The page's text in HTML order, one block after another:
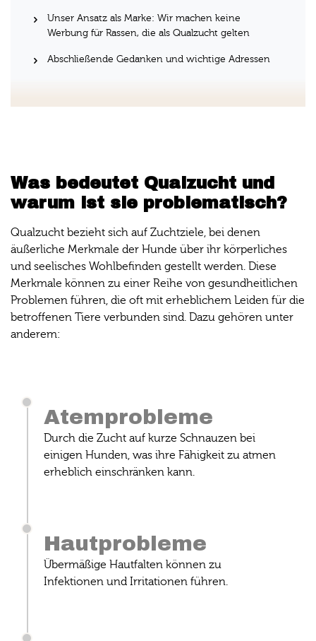
Unser Ansatz als Marke: Wir machen keine
Werbung für Rassen, die als Qualzucht gelten
Abschließende Gedanken und wichtige Adressen
Was bedeutet Qualzucht und
warum ist sie problematisch?
Qualzucht bezieht sich auf Zuchtziele, bei denen
äußerliche Merkmale der Hunde über ihr körperliches
und seelisches Wohlbefinden gestellt werden. Diese
Merkmale können zu einer Reihe von gesundheitlichen
Problemen führen, die oft mit erheblichem Leiden für die
betroffenen Tiere verbunden sind. Dazu gehören unter
anderem:
Atemprobleme
Durch die Zucht auf kurze Schnauzen bei
einigen Hunden, was ihre Fähigkeit zu atmen
erheblich einschränken kann.
Hautprobleme
Übermäßige Hautfalten können zu
Infektionen und Irritationen führen.